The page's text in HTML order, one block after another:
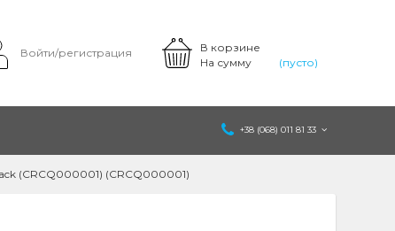
В корзине
На сумму
(пусто)
Войти/регистрация
+38 (068) 011 81 33
(CRCQ000001) (CRCQ000001)